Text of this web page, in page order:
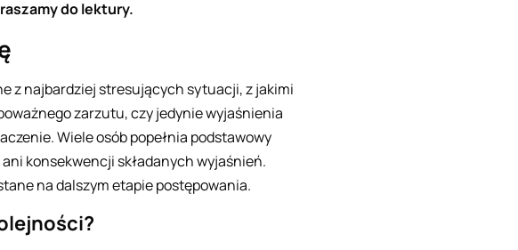
do lektury.
z najbardziej stresujących sytuacji, z jakimi
zarzutu, czy jedynie wyjaśnienia
Wiele osób popełnia podstawowy
konsekwencji składanych wyjaśnień.
na dalszym etapie postępowania.